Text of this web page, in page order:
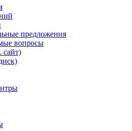
предложения
вопросы
сайт)